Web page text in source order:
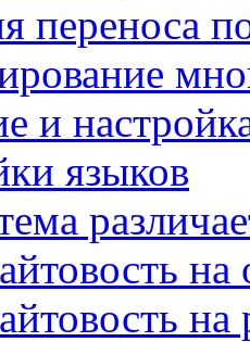
переноса
и
языков
на